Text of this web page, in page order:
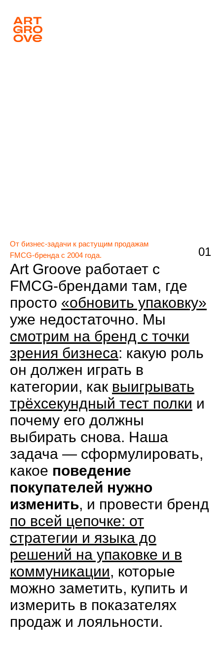
От бизнес‑задачи к растущим продажам
FMCG‑бренда с 2004 года.
01
Art Groove работает с
FMCG‑брендами там, где
просто «обновить упаковку»
уже недостаточно. Мы
смотрим на бренд с точки
зрения бизнеса: какую роль
он должен играть в
категории, как выигрывать
трёхсекундный тест полки и
почему его должны
выбирать снова. Наша
задача — сформулировать,
какое поведение
покупателей нужно
изменить, и провести бренд
по всей цепочке: от
стратегии и языка до
решений на упаковке и в
коммуникации, которые
можно заметить, купить и
измерить в показателях
продаж и лояльности.